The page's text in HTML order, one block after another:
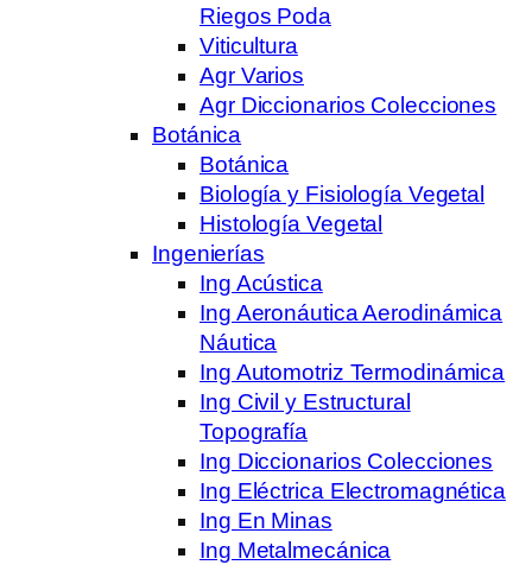
Riegos Poda
Viticultura
Agr Varios
Agr Diccionarios Colecciones
Botánica
Botánica
Biología y Fisiología Vegetal
Histología Vegetal
Ingenierías
Ing Acústica
Ing Aeronáutica Aerodinámica
Náutica
Ing Automotriz Termodinámica
Ing Civil y Estructural
Topografía
Ing Diccionarios Colecciones
Ing Eléctrica Electromagnética
Ing En Minas
Ing Metalmecánica